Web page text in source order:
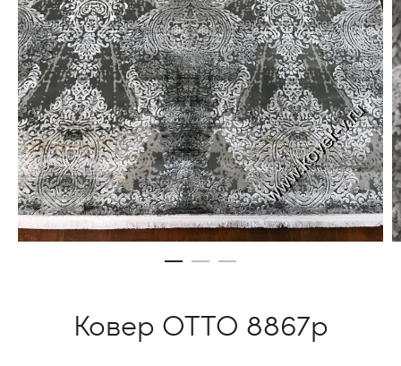
Ковер OTTO 8867p